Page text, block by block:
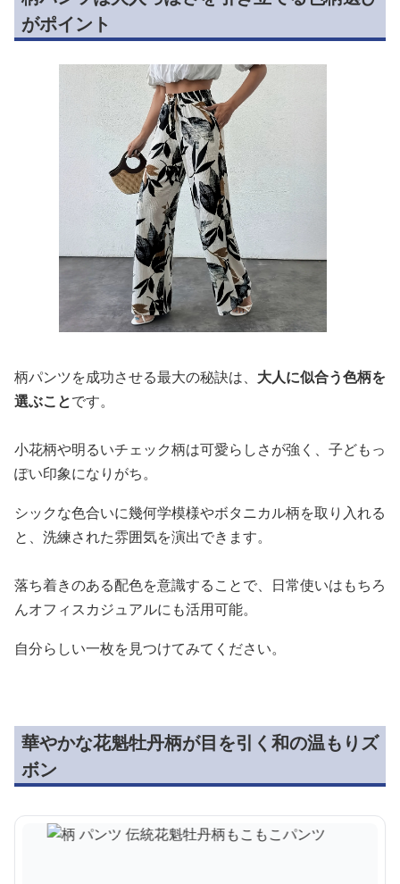
がポイント
柄パンツを成功させる最大の秘訣は、 大人に似合う色柄を
選ぶことです。
小花柄や明るいチェック柄は可愛らしさが強く、子どもっ
ぽい印象になりがち。
シックな色合いに幾何学模様やボタニカル柄を取り入れる
と、洗練された雰囲気を演出できます。
落ち着きのある配色を意識することで、日常使いはもちろ
んオフィスカジュアルにも活用可能。
自分らしい一枚を見つけてみてください。
華やかな花魁牡丹柄が目を引く和の温もりズ
ボン